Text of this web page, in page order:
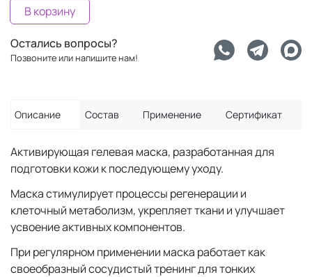
В корзину
Остались вопросы?
Позвоните или напишите нам!
Описание Состав Применение Сертификат
Активирующая гелевая маска, разработанная для
подготовки кожи к последующему уходу.
Маска стимулирует процессы регенерации и
клеточный метаболизм, укрепляет ткани и улучшает
усвоение активных компонентов.
При регулярном применении маска работает как
своеобразный сосудистый тренинг для тонких